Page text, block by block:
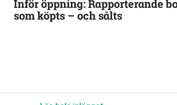
Inför öppning: Rapporterande
som köpts – och sålts